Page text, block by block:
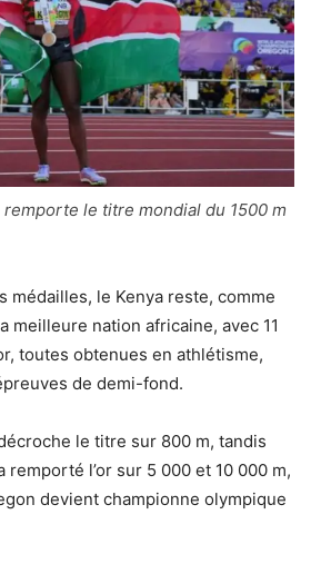
le titre mondial du 1500 m
médailles, le Kenya reste, comme
meilleure nation africaine, avec 11
toutes obtenues en athlétisme,
de demi-fond.
le titre sur 800 m, tandis
remporté l’or sur 5 000 et 10 000 m,
devient championne olympique